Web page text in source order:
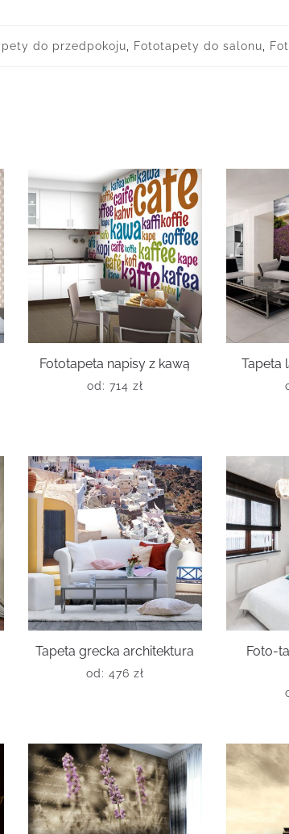
do przedpokoju, Fototapety do salonu,
Fototapeta napisy z kawą
od: 714 zł
Tapeta
Tapeta grecka architektura
od: 476 zł
Foto-